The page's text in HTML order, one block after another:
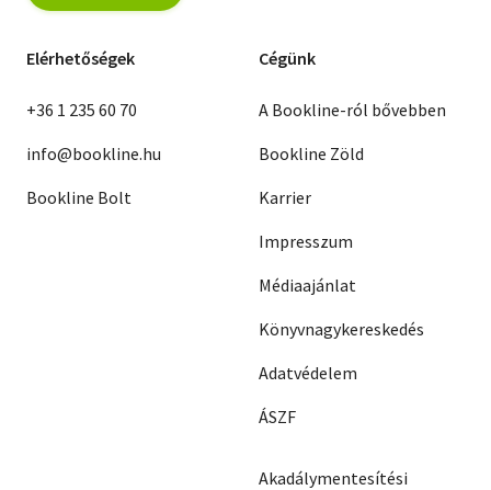
Elérhetőségek
+36 1 235 60 70
info@bookline.hu
Bookline Bolt
Cégünk
A Bookline-ról bővebben
Bookline Zöld
Karrier
Impresszum
Médiaajánlat
Könyvnagykereskedés
Adatvédelem
ÁSZF
Akadálymentesítési